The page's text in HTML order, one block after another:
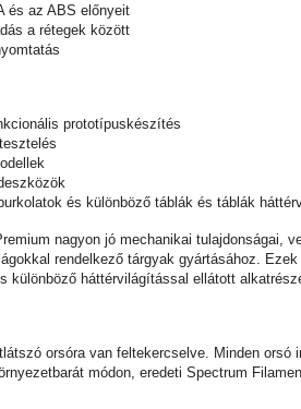
és az ABS előnyeit
a rétegek között
prototípuskészítés
és különböző táblák és táblák
nagyon jó mechanikai tulajdonságai,
rendelkező tárgyak gyártásához.
különböző háttérvilágítással ellátott
orsóra van feltekercselve. Minden
módon, eredeti Spectrum